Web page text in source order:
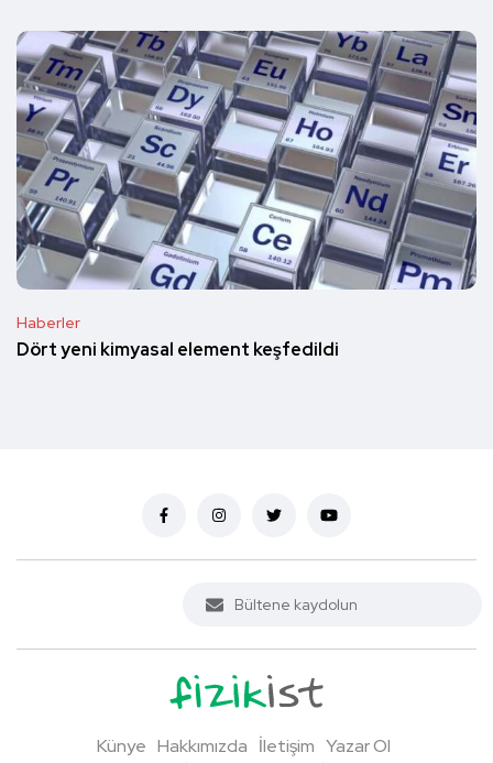
Haberler
Dört yeni kimyasal element keşfedildi
Künye Hakkımızda İletişim Yazar Ol